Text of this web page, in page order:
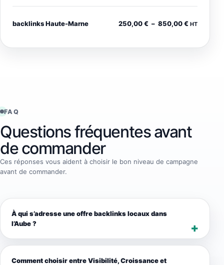
backlinks Haute-Marne 250,00€ – 850,00€Plage de
HT
FAQ
Questions fréquentes avant
de commander
Ces réponses vous aident à choisir le bon niveau de campagne
avant de commander.
À qui s’adresse une offre backlinks locaux dans
l’Aube ?
Comment choisir entre Visibilité, Croissance et